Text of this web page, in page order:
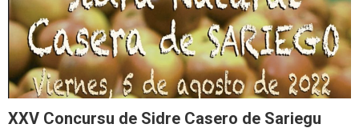
XXV Concursu de Sidre Casero de Sariegu